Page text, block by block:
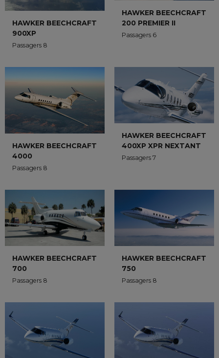
HAWKER BEECHCRAFT
900XP
Passagers 8
HAWKER BEECHCRAFT
200 PREMIER II
Passagers 6
HAWKER BEECHCRAFT
4000
Passagers 8
HAWKER BEECHCRAFT
400XP XPR NEXTANT
Passagers 7
HAWKER BEECHCRAFT
700
Passagers 8
HAWKER BEECHCRAFT
750
Passagers 8